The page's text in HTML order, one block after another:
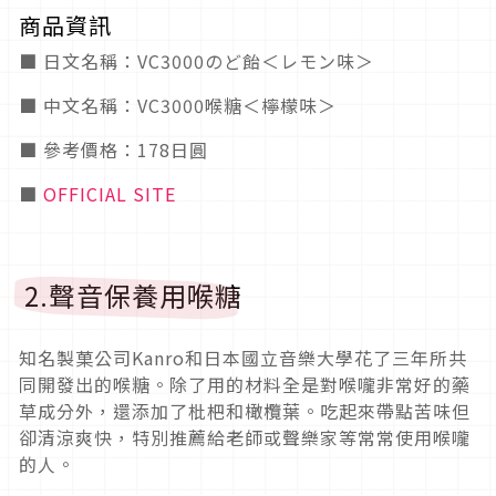
商品資訊
■ 日文名稱：VC3000のど飴＜レモン味＞
■ 中文名稱：VC3000喉糖＜檸檬味＞
■ 參考價格：178日圓
■ OFFICIAL SITE
2.聲音保養用喉糖
知名製菓公司Kanro和日本國立音樂大學花了三年所共
同開發出的喉糖。除了用的材料全是對喉嚨非常好的藥
草成分外，還添加了枇杷和橄欖葉。吃起來帶點苦味但
卻清涼爽快，特別推薦給老師或聲樂家等常常使用喉嚨
的人。